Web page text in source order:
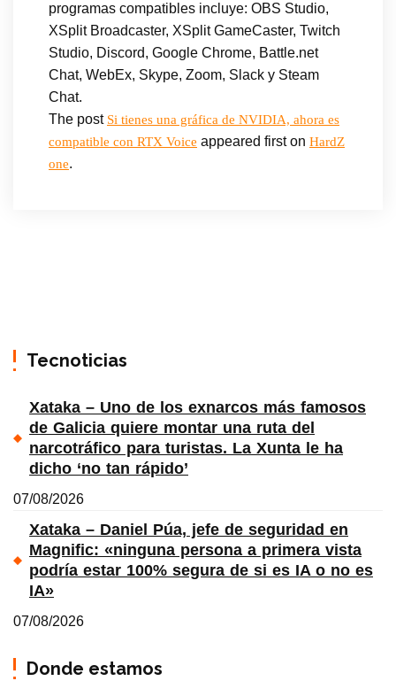
programas compatibles incluye: OBS Studio,
XSplit Broadcaster, XSplit GameCaster, Twitch
Studio, Discord, Google Chrome, Battle.net
Chat, WebEx, Skype, Zoom, Slack y Steam
Chat.
The post Si tienes una gráfica de NVIDIA, ahora es
compatible con RTX Voice appeared first on HardZ
one.
Tecnoticias
Xataka – Uno de los exnarcos más famosos
de Galicia quiere montar una ruta del
narcotráfico para turistas. La Xunta le ha
dicho ‘no tan rápido’
07/08/2026
Xataka – Daniel Púa, jefe de seguridad en
Magnific: «ninguna persona a primera vista
podría estar 100% segura de si es IA o no es
IA»
07/08/2026
Donde estamos